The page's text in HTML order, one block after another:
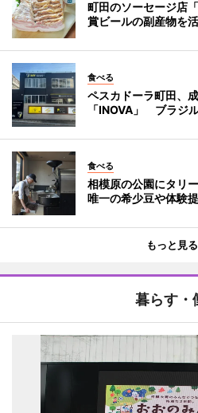
町田のソーセージ店
賞ビールの副産物を
食べる
ペスカドーラ町田、
「INOVA」 ブラジ
食べる
相模原の公園にタリ
唯一の希少豆や体験
もっと見る
暮らす・